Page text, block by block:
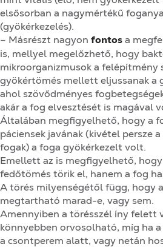
elsősorban a nagymértékű
(gyökérkezelés).
– Másrészt nagyon fontos a
is, mellyel megelőzhető, hogy
mikroorganizmusok a felépítmény
gyökértömés mellett eljussanak a
ahol szövődményes
akár a fog elvesztését is magával
Általában megfigyelhető, hogy a
páciensek javának (kivétel persze
fogak) a foga gyökérkezelt volt.
Emellett az is megfigyelhető,
fedőtömés törik el, hanem a fog
A törés milyenségétől függ, hogy
megtartható marad-e, vagy sem.
Amennyiben a törésszél íny felett
könnyebben orvosolható, míg ha
a csontperem alatt, vagy netán